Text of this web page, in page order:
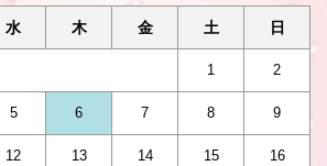
水 木 金 土 日
1 2
5 6 7 8 9
12 13 14 15 16